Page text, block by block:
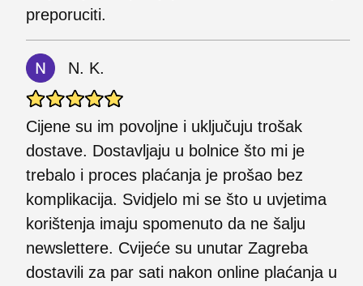
preporuciti.
N. K.
Cijene su im povoljne i uključuju trošak
dostave. Dostavljaju u bolnice što mi je
trebalo i proces plaćanja je prošao bez
komplikacija. Svidjelo mi se što u uvjetima
korištenja imaju spomenuto da ne šalju
newslettere. Cvijeće su unutar Zagreba
dostavili za par sati nakon online plaćanja u